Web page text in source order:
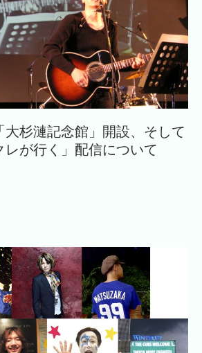
大杉漣記念館」開設、そして
レが行く」配信について